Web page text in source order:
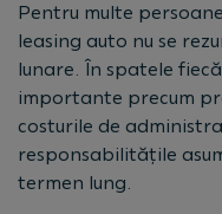
Pentru multe
leasing auto nu se
lunare. În spatele
importante precum
costurile de
responsabilitățile
termen lung.